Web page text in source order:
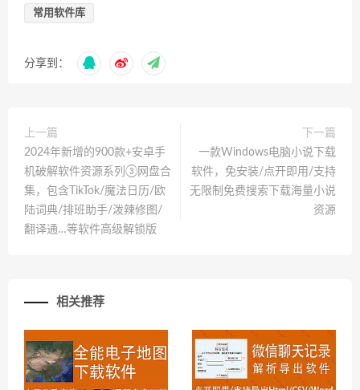
常用软件库
分享到：
上一篇
2024年新增的900款+安卓手
机破解软件资源系列③网盘合
集，包含TikTok/魔法日历/欧
陆词典/排班助手/泼辣修图/
翻译通…等软件高级解锁版
下一篇
一款Windows电脑小说下载
软件，免安装/点开即用/支持
无限制免费搜索下载海量小说
资源
相关推荐